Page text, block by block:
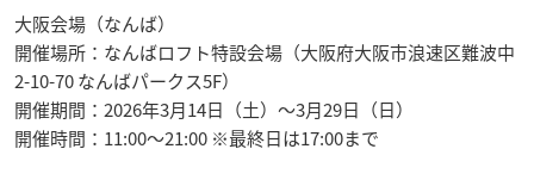
大阪会場（なんば）
開催場所：なんばロフト特設会場（大阪府大阪市浪速区難波中
2-10-70 なんばパークス5F）
開催期間：2026年3月14日（土）〜3月29日（日）
開催時間：11:00〜21:00 ※最終日は17:00まで